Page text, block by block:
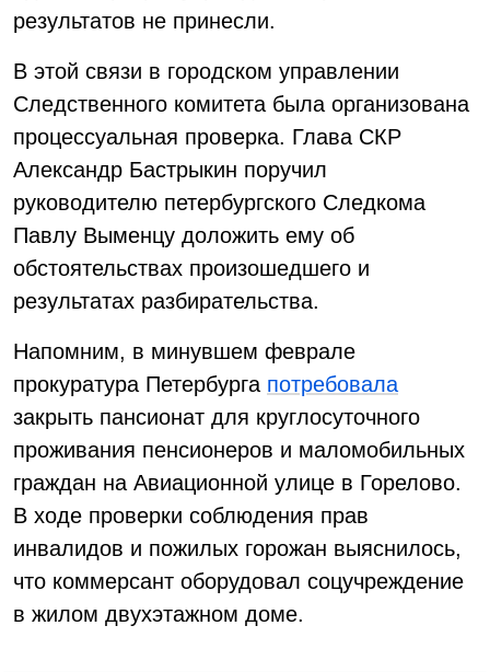
результатов не принесли.
В этой связи в городском управлении
Следственного комитета была организована
процессуальная проверка. Глава СКР
Александр Бастрыкин поручил
руководителю петербургского Следкома
Павлу Выменцу доложить ему об
обстоятельствах произошедшего и
результатах разбирательства.
Напомним, в минувшем феврале
прокуратура Петербурга потребовала
закрыть пансионат для круглосуточного
проживания пенсионеров и маломобильных
граждан на Авиационной улице в Горелово.
В ходе проверки соблюдения прав
инвалидов и пожилых горожан выяснилось,
что коммерсант оборудовал соцучреждение
в жилом двухэтажном доме.